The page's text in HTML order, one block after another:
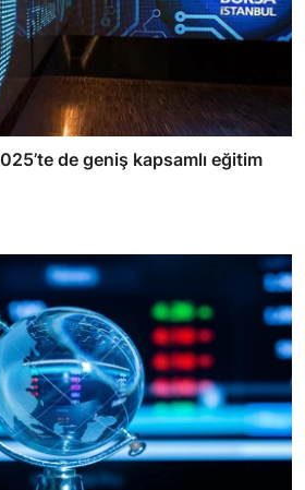
de geniş kapsamlı eğitim